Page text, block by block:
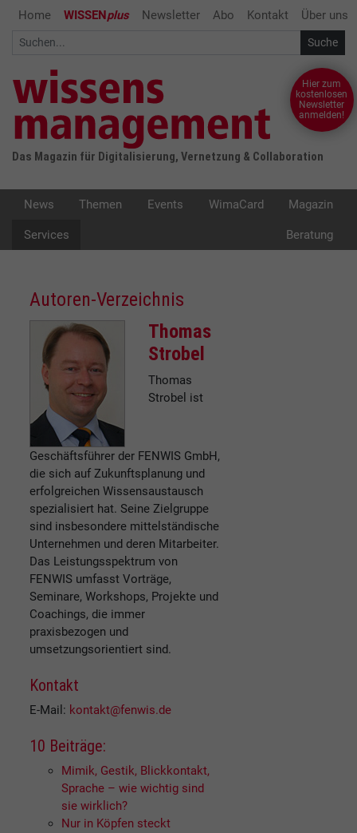
Home WISSENplus Newsletter Abo Kontakt Über uns
Das Magazin für Digitalisierung, Vernetzung & Collaboration
Hier zum
kostenlosen
Newsletter
anmelden!
News Themen Events WimaCard Magazin
Services Beratung
Autoren-Verzeichnis
Thomas
Strobel
Thomas
Strobel ist
Geschäftsführer der FENWIS GmbH,
die sich auf Zukunftsplanung und
erfolgreichen Wissensaustausch
spezialisiert hat. Seine Zielgruppe
sind insbesondere mittelständische
Unternehmen und deren Mitarbeiter.
Das Leistungsspektrum von
FENWIS umfasst Vorträge,
Seminare, Workshops, Projekte und
Coachings, die immer
praxisbezogen und
umsetzungsorientiert sind.
Kontakt
E-Mail: kontakt@fenwis.de
10 Beiträge:
Mimik, Gestik, Blickkontakt,
Sprache – wie wichtig sind
sie wirklich?
Nur in Köpfen steckt